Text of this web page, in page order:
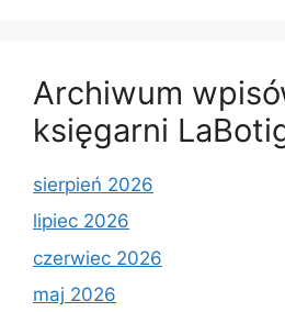
Archiwum
księgarni
sierpień 2026
lipiec 2026
czerwiec 2026
maj 2026